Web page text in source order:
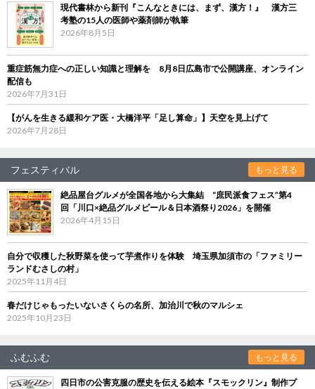
現代書林から新刊『こんなときには、まず、漢方！』 漢方三
考塾の15人の医師や薬剤師が執筆
2026年8月5日
重症筋無力症への正しい知識と理解を 8月8日広島市で公開講座、オンライン
配信も
2026年7月31日
【がんを生きる緩和ケア医・大橋洋平「足し算命」】天空を見上げて
2026年7月28日
フェスティバル もっと見る
絶品屋台グルメが全国各地から大集結 “庶民派食フェス”第4
回「川口×絶品グルメビール＆日本酒祭り2026」を開催
2026年4月15日
自分で収穫した秋野菜を使って芋煮作りを体験 埼玉県加須市の「ファミリー
ランドむさしの村」
2025年11月4日
春だけじゃもったいないさくらの名所、加治川で秋のマルシェ
2025年10月23日
ふむふむ もっと見る
四日市の公害克服の歴史を伝える絵本『スモックリン』制作プ